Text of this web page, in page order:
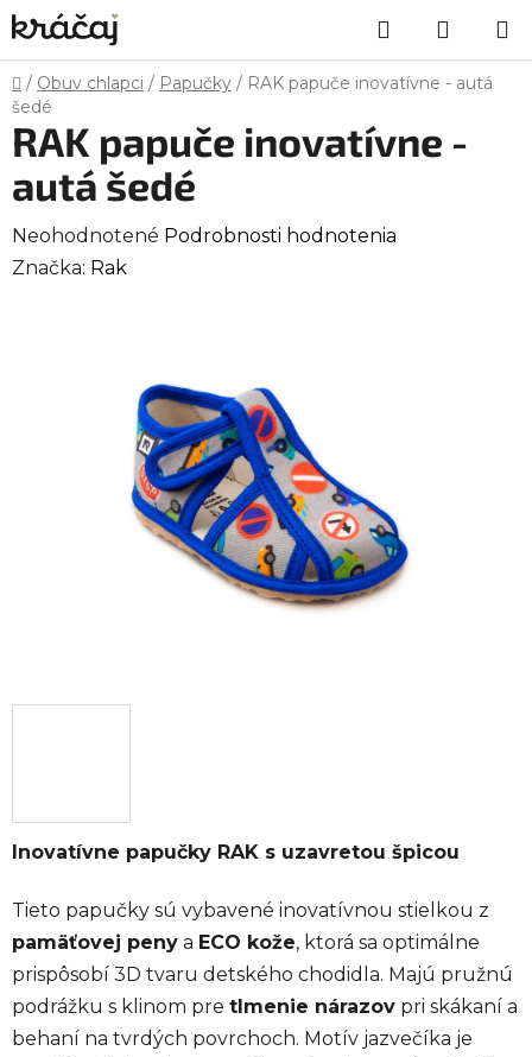
Prejsť
na
obsah
Hľadať
KOŠÍK
Domov
/ Obuv chlapci / Papučky / RAK papuče inovatívne - autá
šedé
Inovatívne papučky RAK s uzavretou špicou
Tieto papučky sú vybavené inovatívnou stielkou z
pamäťovej peny a ECO kože, ktorá sa optimálne
prispôsobí 3D tvaru detského chodidla. Majú pružnú
podrážku s klinom pre tlmenie nárazov pri skákaní a
behaní na tvrdých povrchoch. Motív jazvečíka je
RAK papuče inovatívne -
autá šedé
Priemerné
hodnotenie
Neohodnotené Podrobnosti hodnotenia
Značka: Rak